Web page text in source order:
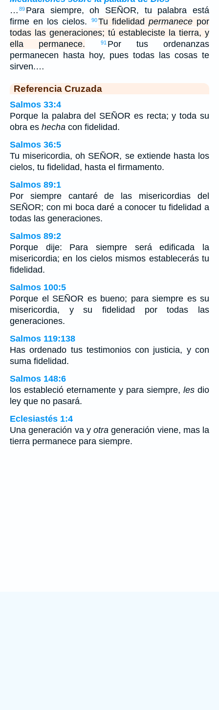
… 89 Para siempre, oh SEÑOR, tu palabra está
firme en los cielos.
90Tu fidelidad permanece por
todas las generaciones; tú estableciste la tierra, y
ella permanece.
91 Por tus ordenanzas
permanecen hasta hoy, pues todas las cosas te
sirven.…
Referencia Cruzada
Salmos 33:4
Porque la palabra del SEÑOR es recta; y toda su
obra es hecha con fidelidad.
Salmos 36:5
Tu misericordia, oh SEÑOR, se extiende hasta los
cielos, tu fidelidad, hasta el firmamento.
Salmos 89:1
Por siempre cantaré de las misericordias del
SEÑOR; con mi boca daré a conocer tu fidelidad a
todas las generaciones.
Salmos 89:2
Porque dije: Para siempre será edificada la
misericordia; en los cielos mismos establecerás tu
fidelidad.
Salmos 100:5
Porque el SEÑOR es bueno; para siempre es su
misericordia, y su fidelidad por todas las
generaciones.
Salmos 119:138
Has ordenado tus testimonios con justicia, y con
suma fidelidad.
Salmos 148:6
los estableció eternamente y para siempre, les dio
ley que no pasará.
Eclesiastés 1:4
Una generación va y otra generación viene, mas la
tierra permanece para siempre.